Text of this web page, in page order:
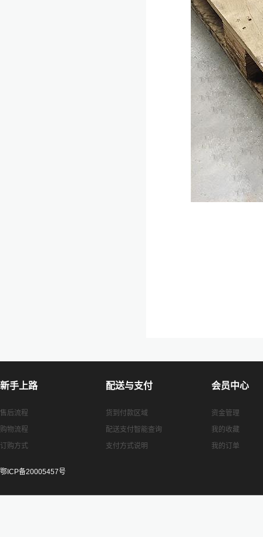
新手上路
售后流程
购物流程
订购方式
配送与支付
货到付款区域
配送支付智能查询
支付方式说明
会员中心
资金管理
我的收藏
我的订单
鄂ICP备20005457号